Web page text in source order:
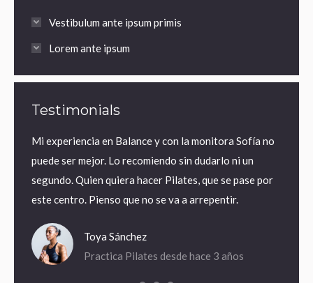
Vestibulum ante ipsum primis
Lorem ante ipsum
Testimonials
Mi experiencia en Balance y con la monitora Sofía no
puede ser mejor. Lo recomiendo sin dudarlo ni un
segundo. Quien quiera hacer Pilates, que se pase por
este centro. Pienso que no se va a arrepentir.
Toya Sánchez
Practica Pilates desde hace 3 años